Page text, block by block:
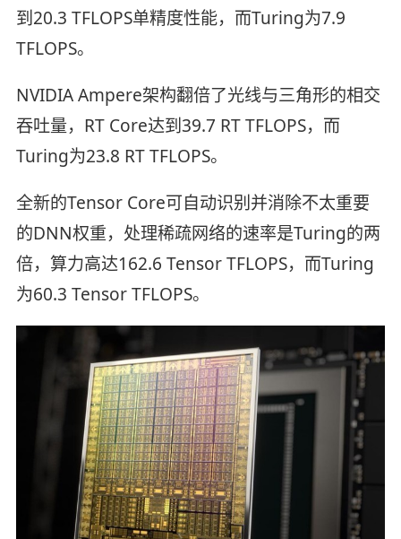
到20.3 TFLOPS单精度性能，而Turing为7.9
TFLOPS。
NVIDIA Ampere架构翻倍了光线与三角形的相交
吞吐量，RT Core达到39.7 RT TFLOPS，而
Turing为23.8 RT TFLOPS。
全新的Tensor Core可自动识别并消除不太重要
的DNN权重，处理稀疏网络的速率是Turing的两
倍，算力高达162.6 Tensor TFLOPS，而Turing
为60.3 Tensor TFLOPS。